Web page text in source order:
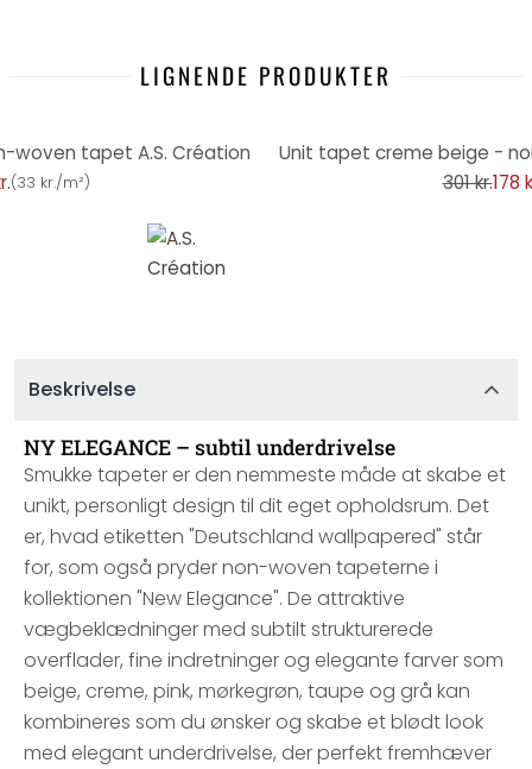
LIGNENDE PRODUKTER
tapet A.S. Création
(33 kr./m²)
Unit tapet creme beige -
301 kr.178
Beskrivelse
NY ELEGANCE – subtil underdrivelse
Smukke tapeter er den nemmeste måde at skabe et
unikt, personligt design til dit eget opholdsrum. Det
er, hvad etiketten "Deutschland wallpapered" står
for, som også pryder non-woven tapeterne i
kollektionen "New Elegance". De attraktive
vægbeklædninger med subtilt strukturerede
overflader, fine indretninger og elegante farver som
beige, creme, pink, mørkegrøn, taupe og grå kan
kombineres som du ønsker og skabe et blødt look
med elegant underdrivelse, der perfekt fremhæver